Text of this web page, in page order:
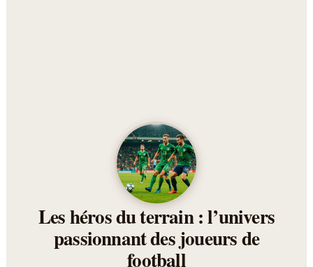
Les héros du terrain : l’univers
passionnant des joueurs de
football